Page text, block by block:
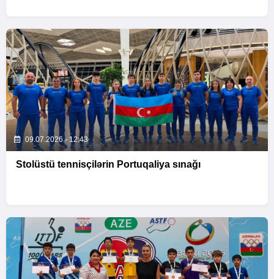
09.07.2026 - 12:43
Stolüstü tennisçilərin Portuqaliya sınağı